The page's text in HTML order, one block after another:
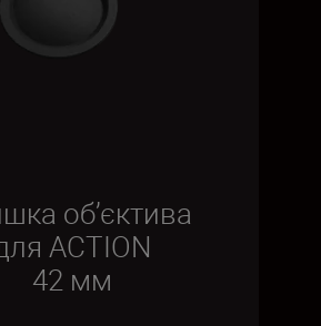
об’єктива
ACTION
42 мм